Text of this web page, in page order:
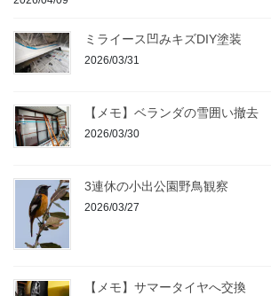
ミライース凹みキズDIY塗装
2026/03/31
【メモ】ベランダの雪囲い撤去
2026/03/30
3連休の小出公園野鳥観察
2026/03/27
【メモ】サマータイヤへ交換